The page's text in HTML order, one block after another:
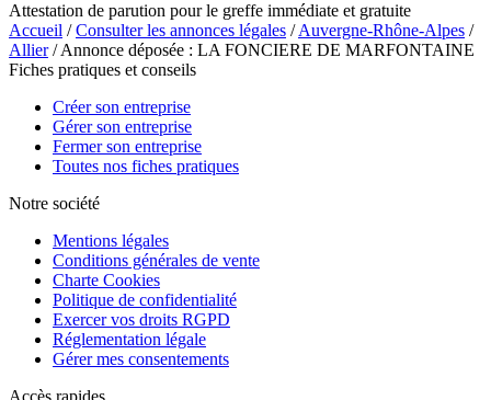
Attestation de parution pour le greffe immédiate et gratuite
Accueil /Consulter les annonces légales /Auvergne-Rhône-Alpes /
Allier/ Annonce déposée : LA FONCIERE DE MARFONTAINE
Fiches pratiques et conseils
Créer son entreprise
Gérer son entreprise
Fermer son entreprise
Toutes nos fiches pratiques
Notre société
Mentions légales
Conditions générales de vente
Charte Cookies
Politique de confidentialité
Exercer vos droits RGPD
Réglementation légale
Gérer mes consentements
Accès rapides